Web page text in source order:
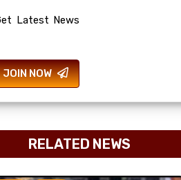
Latest News
JOIN NOW
RELATED NEWS